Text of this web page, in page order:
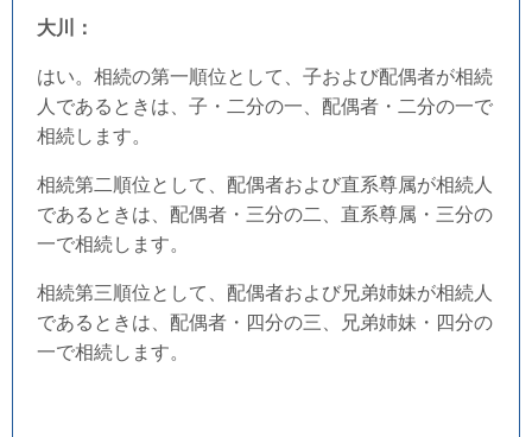
大川：
はい。相続の第一順位として、子および配偶者が相続
人であるときは、子・二分の一、配偶者・二分の一で
相続します。
相続第二順位として、配偶者および直系尊属が相続人
であるときは、配偶者・三分の二、直系尊属・三分の
一で相続します。
相続第三順位として、配偶者および兄弟姉妹が相続人
であるときは、配偶者・四分の三、兄弟姉妹・四分の
一で相続します。